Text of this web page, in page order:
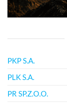
PKP S.A.
PLK S.A.
PR SP.Z.O.O.